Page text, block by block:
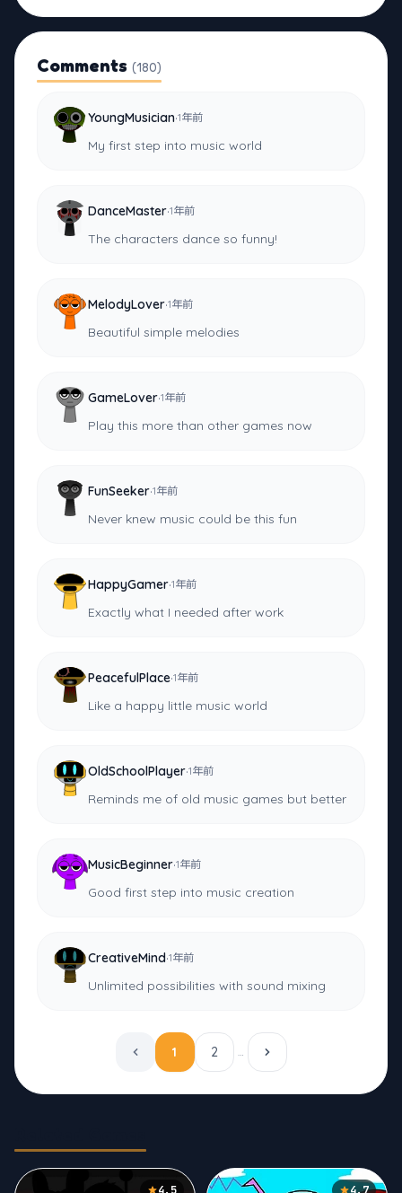
Comments (180)
YoungMusician·1年前
My first step into music world
DanceMaster·1年前
The characters dance so funny!
MelodyLover·1年前
Beautiful simple melodies
GameLover·1年前
Play this more than other games now
FunSeeker·1年前
Never knew music could be this fun
HappyGamer·1年前
Exactly what I needed after work
PeacefulPlace·1年前
Like a happy little music world
OldSchoolPlayer·1年前
Reminds me of old music games but better
MusicBeginner·1年前
Good first step into music creation
CreativeMind·1年前
Unlimited possibilities with sound mixing
1 2 …